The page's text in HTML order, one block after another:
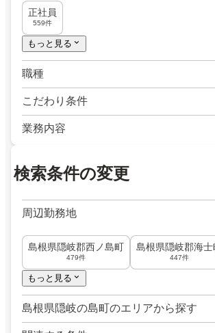
正社員
559件
もっと見る
職種
こだわり条件
業務内容
検索条件の変更
周辺勤務地
島根県隠岐郡西ノ島町
479件
島根県隠岐郡海士
447件
もっと見る
島根県隠岐の島町のエリアから探す